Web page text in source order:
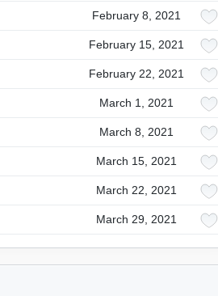
February 8, 2021
February 15, 2021
February 22, 2021
March 1, 2021
March 8, 2021
March 15, 2021
March 22, 2021
March 29, 2021